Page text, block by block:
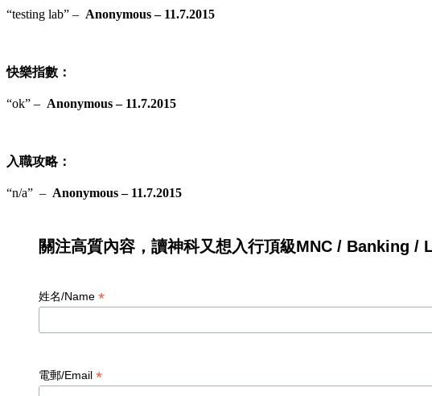
“testing lab” – Anonymous – 11.7.2015
快樂指數：
“ok” – Anonymous – 11.7.2015
入職攻略：
“n/a” – Anonymous – 11.7.2015
關注高質內容，讀神科又想入行頂級MNC / Banking /
姓名/Name *
電郵/Email *